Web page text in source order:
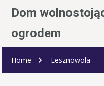
Dom
ogrodem
Home Lesznowola